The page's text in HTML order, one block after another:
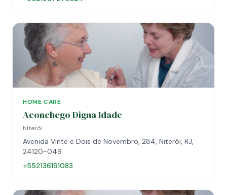
HOME CARE
Aconchego Digna Idade
Niterói
Avenida Vinte e Dois de Novembro, 284, Niterói, RJ,
24120-049
+552136191083